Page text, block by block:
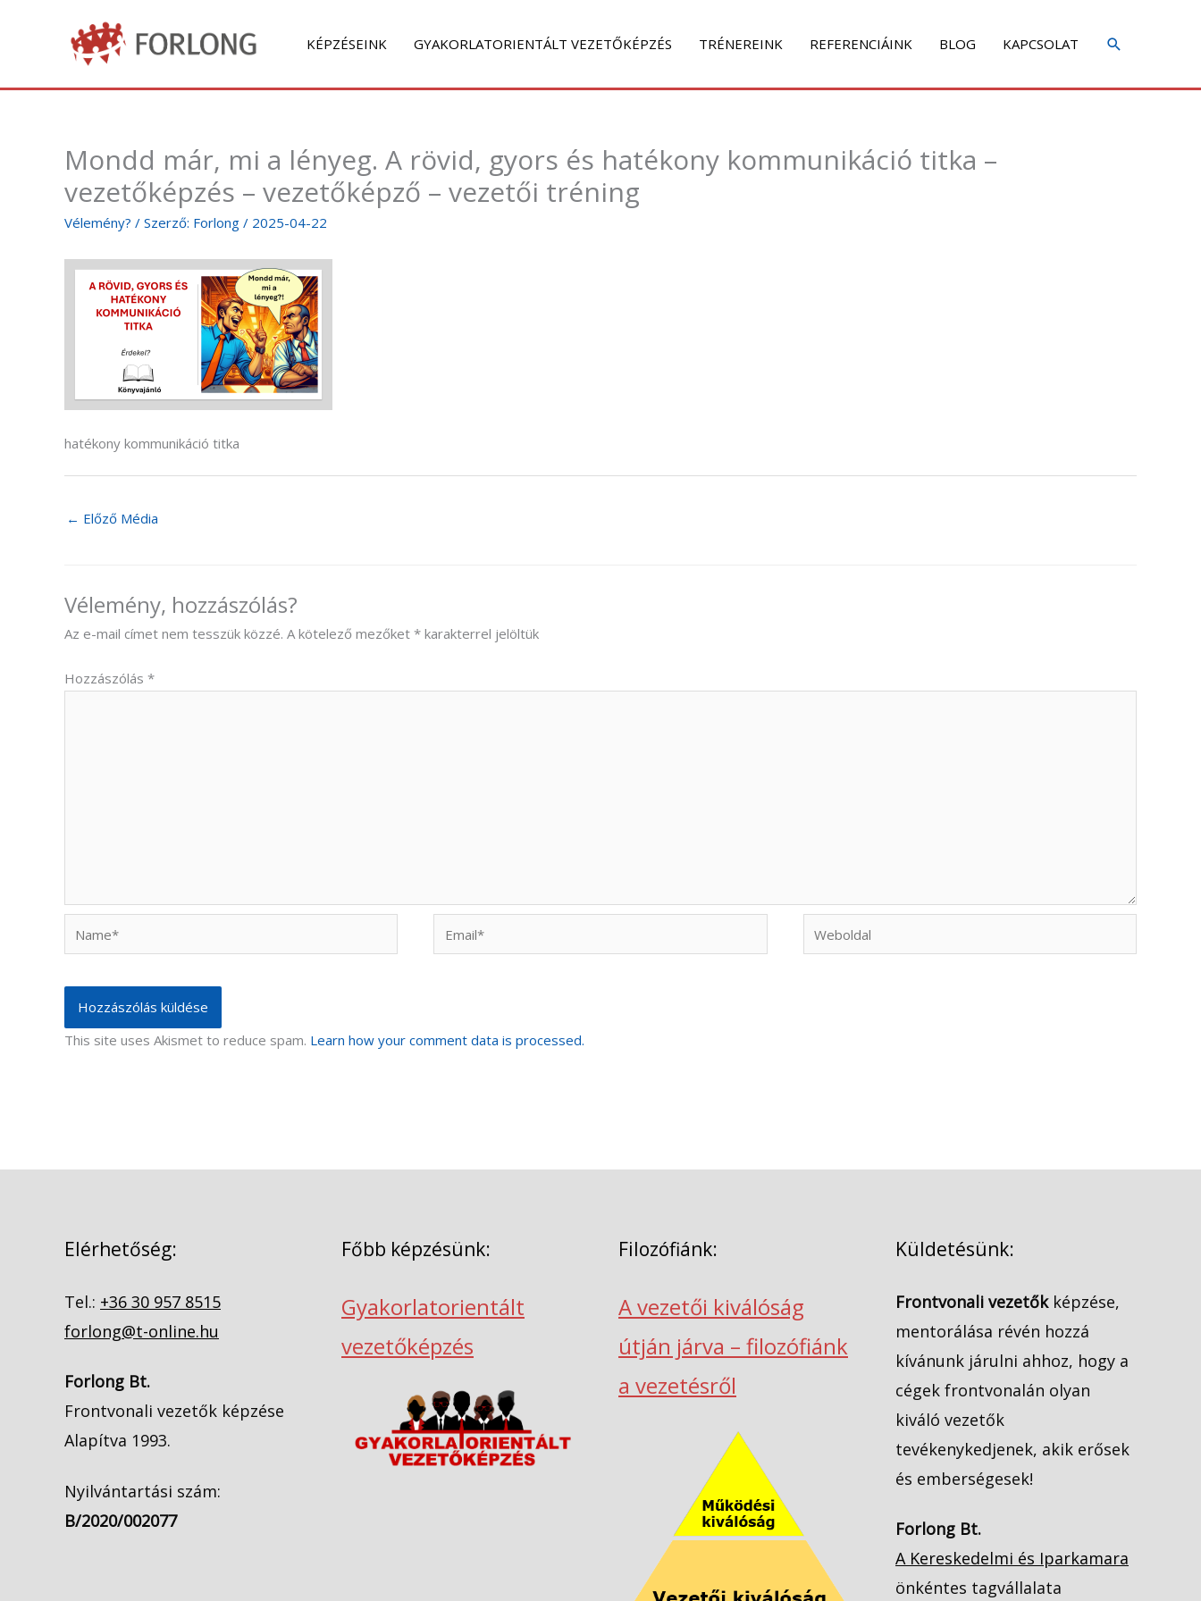
KÉPZÉSEINK GYAKORLATORIENTÁLT VEZETŐKÉPZÉS TRÉNEREINK REFERENCIÁINK BLOG KAPCSOLAT
Mondd már, mi a lényeg. A rövid, gyors és hatékony kommunikáció titka –
vezetőképzés – vezetőképző – vezetői tréning
Vélemény? / Szerző: Forlong / 2025-04-22
hatékony kommunikáció titka
← Előző Média
Vélemény, hozzászólás?
Az e-mail címet nem tesszük közzé. A kötelező mezőket * karakterrel jelöltük
Hozzászólás *
This site uses Akismet to reduce spam. Learn how your comment data is processed.
Elérhetőség:
Tel.: +36 30 957 8515
forlong@t-online.hu
Forlong Bt.
Frontvonali vezetők képzése
Alapítva 1993.
Nyilvántartási szám:
B/2020/002077
Főbb képzésünk:
Gyakorlatorientált
vezetőképzés
Filozófiánk:
A vezetői kiválóság
útján járva – filozófiánk
a vezetésről
Küldetésünk:
Frontvonali vezetőkképzése,
mentorálása révén hozzá
kívánunk járulni ahhoz, hogy a
cégek frontvonalán olyan
kiváló vezetők
tevékenykedjenek, akik erősek
és emberségesek!
Forlong Bt.
A Kereskedelmi és Iparkamara
önkéntes tagvállalata